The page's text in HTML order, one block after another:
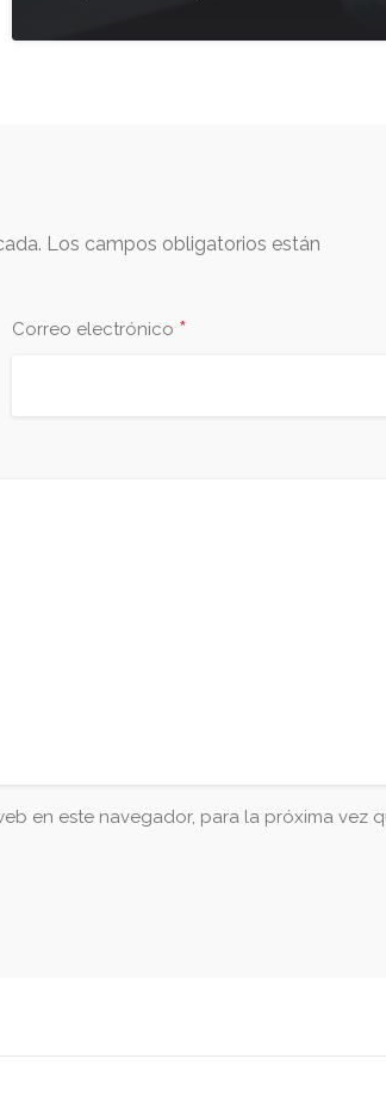
Los campos obligatorios están
Correo electrónico *
en este navegador, para la próxima vez